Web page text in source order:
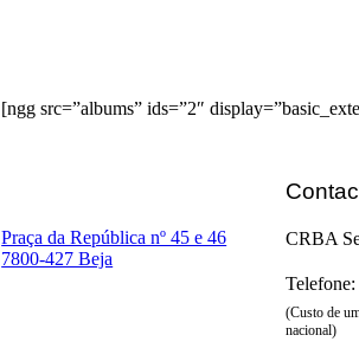
[ngg src=”albums” ids=”2″
Praça da República nº 45 e 46
7800-427 Beja
CRBA
Telefone:
(Custo de
nacional)